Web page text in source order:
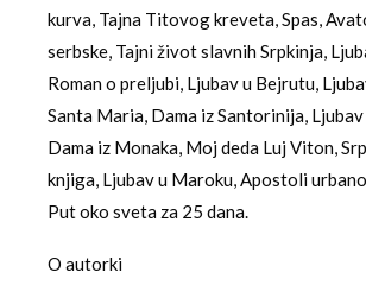
kurva, Tajna Titovog kreveta, Spas,
serbske, Tajni život slavnih Srpkinja,
Roman o preljubi, Ljubav u Bejrutu,
Santa Maria, Dama iz Santorinija, Ljubav
Dama iz Monaka, Moj deda Luj Viton,
knjiga, Ljubav u Maroku, Apostoli
Put oko sveta za 25 dana.
O autorki